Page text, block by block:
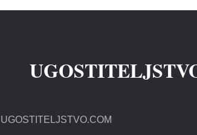
UGOSTITELJSTVO.COM